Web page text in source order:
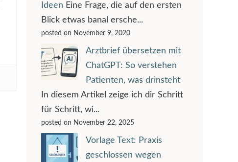
Ideen Eine Frage, die auf den ersten
Blick etwas banal ersche...
posted on November 9, 2020
Arztbrief übersetzen mit
ChatGPT: So verstehen
Patienten, was drinsteht
In diesem Artikel zeige ich dir Schritt
für Schritt, wi...
posted on November 22, 2025
Vorlage Text: Praxis
geschlossen wegen